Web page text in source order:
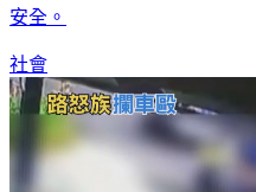
安全。
社會